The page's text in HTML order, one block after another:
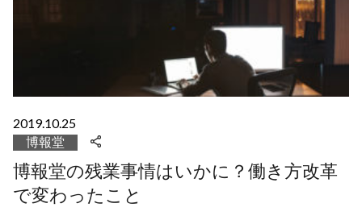
2019.10.25
博報堂
博報堂の残業事情はいかに？働き方改革
で変わったこと